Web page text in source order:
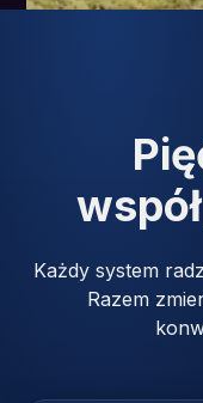
Każdy system
Razem